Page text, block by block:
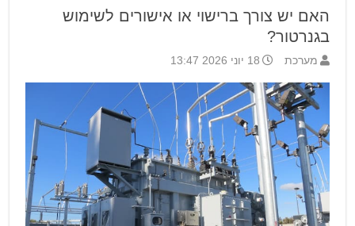
האם יש צורך ברישוי או אישורים לשימוש
בגנרטור?
מערכת 18 יוני 2026 13:47